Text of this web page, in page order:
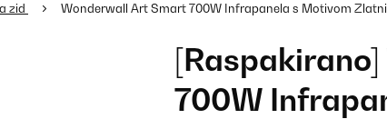
zid Wonderwall Art Smart 700W Infrapanela s Motivom
700W